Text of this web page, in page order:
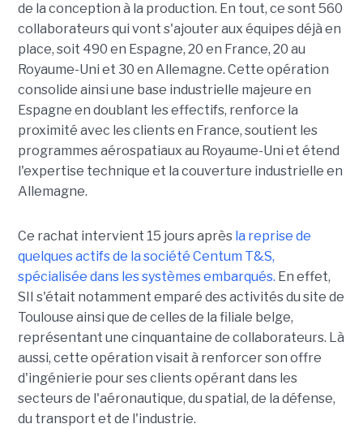
de la conception à la production. En tout, ce sont 560
collaborateurs qui vont s'ajouter aux équipes déjà en
place, soit 490 en Espagne, 20 en France, 20 au
Royaume-Uni et 30 en Allemagne. Cette opération
consolide ainsi une base industrielle majeure en
Espagne en doublant les effectifs, renforce la
proximité avec les clients en France, soutient les
programmes aérospatiaux au Royaume-Uni et étend
l'expertise technique et la couverture industrielle en
Allemagne.
Ce rachat intervient 15 jours après la reprise de
quelques actifs de la société Centum T&S,
spécialisée dans les systèmes embarqués. En effet,
SII s'était notamment emparé des activités du site de
Toulouse ainsi que de celles de la filiale belge,
représentant une cinquantaine de collaborateurs. Là
aussi, cette opération visait à renforcer son offre
d'ingénierie pour ses clients opérant dans les
secteurs de l'aéronautique, du spatial, de la défense,
du transport et de l'industrie.